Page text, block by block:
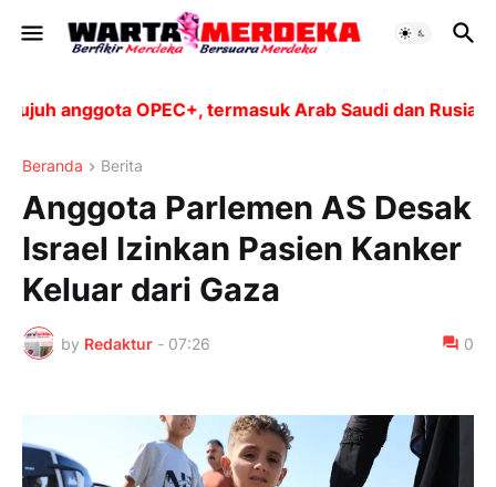
anggota OPEC+, termasuk Arab Saudi dan Rusia,
Beranda Berita
Anggota Parlemen AS Desak
Israel Izinkan Pasien Kanker
Keluar dari Gaza
by Redaktur - 07:26 0